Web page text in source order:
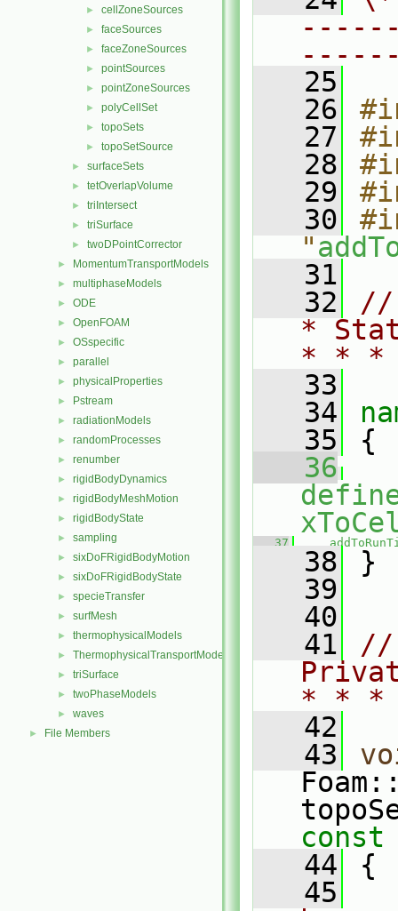
► cellZoneSources
► faceSources
► faceZoneSources
► pointSources
► pointZoneSources
► polyCellSet
► topoSets
► topoSetSource
► surfaceSets
► tetOverlapVolume
► triIntersect
► triSurface
► twoDPointCorrector
► MomentumTransportModels
► multiphaseModels
► ODE
► OpenFOAM
► OSspecific
► parallel
► physicalProperties
► Pstream
► radiationModels
► randomProcesses
► renumber
► rigidBodyDynamics
► rigidBodyMeshMotion
► rigidBodyState
► sampling
► sixDoFRigidBodyMotion
► sixDoFRigidBodyState
► specieTransfer
► surfMesh
► thermophysicalModels
► ThermophysicalTransportModels
► triSurface
► twoPhaseModels
► waves
► File Members
   25
   26
   27
   28
   29
   30
"
   31
   32
//
*
* *
   33
   34
   35
{
   36
   37
   38
}
   39
   40
   41
//
* *
   42
   43
const
   44
{
   45